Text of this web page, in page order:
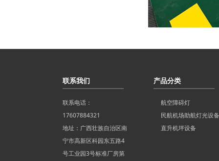
联系我们
联系电话：
17607884321
地址：广西壮族自治区南
宁市高新区科园东五路4
号工业园3号标准厂房第
产品分类
航空障碍灯
民航机场助航灯光设
直升机坪设备